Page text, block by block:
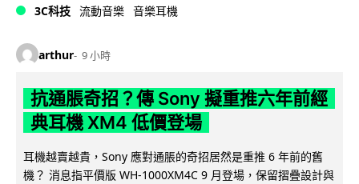
3C科技 流動音樂 音樂耳機
arthur 9 小時
抗通脹奇招？傳 Sony 擬重推六年前經
典耳機 XM4 低價登場
耳機越賣越貴，Sony 應對通脹的奇招居然是重推 6 年前的舊
機？ 消息指平價版 WH-1000XM4C 9 月登場，保留摺疊設計與